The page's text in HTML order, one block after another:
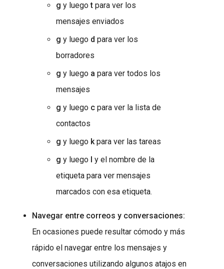
g y luegot para ver los
mensajes enviados
g y luego d para ver los
borradores
g y luego a para ver todos los
mensajes
g y luego c para ver la lista de
contactos
g y luego kpara ver las tareas
g y luego l y el nombre de la
etiqueta para ver mensajes
marcados con esa etiqueta.
Navegar entre correos y conversaciones:
En ocasiones puede resultar cómodo y más
rápido el navegar entre los mensajes y
conversaciones utilizando algunos atajos en